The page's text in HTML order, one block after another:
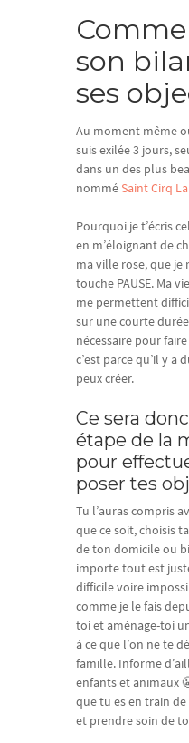
son
ses
Au moment même
suis exilée 3 jours,
dans un des plus
nomméSaint Cirq
Pourquoi je t’écris
en m’éloignant de
ma ville rose, que je
touche PAUSE. Ma
me permettent
sur une courte
nécessaire pour
c’est parce qu’il y a
peux créer.
Ce sera
étape de la
pour
poser tes
Tu l’auras compris
que ce soit, choisis
de ton domicile ou
importe tout est
difficile voire
comme je le fais
toi et aménage-toi
à ce que l’on ne te
famille. Informe
enfants et animaux
que tu es en train
et prendre soin de